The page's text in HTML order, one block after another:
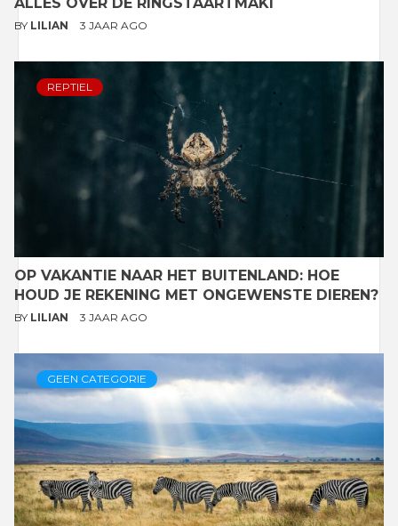
BY LILIAN 3 JAAR AGO
REPTIEL
OP VAKANTIE NAAR HET BUITENLAND: HOE
HOUD JE REKENING MET ONGEWENSTE DIEREN?
BY LILIAN 3 JAAR AGO
GEEN CATEGORIE